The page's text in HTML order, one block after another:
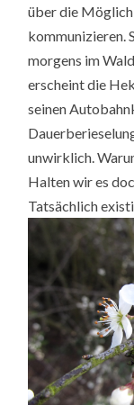
über die
kommunizieren.
morgens im
erscheint die
seinen
unwirklich.
Halten wir es
Tatsächlich